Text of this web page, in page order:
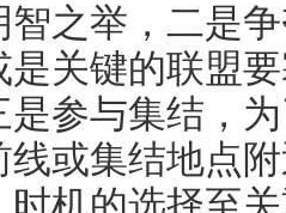
智之举，二是
是关键的联盟
是参与集结，
线或集结地点